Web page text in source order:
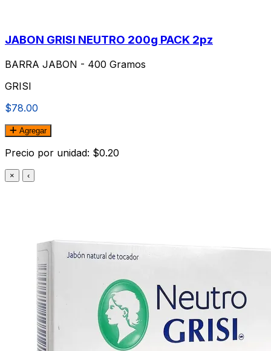
JABON GRISI NEUTRO 200g PACK 2pz
BARRA JABON - 400 Gramos
GRISI
$78.00
Agregar
Precio por unidad: $0.20
× ‹